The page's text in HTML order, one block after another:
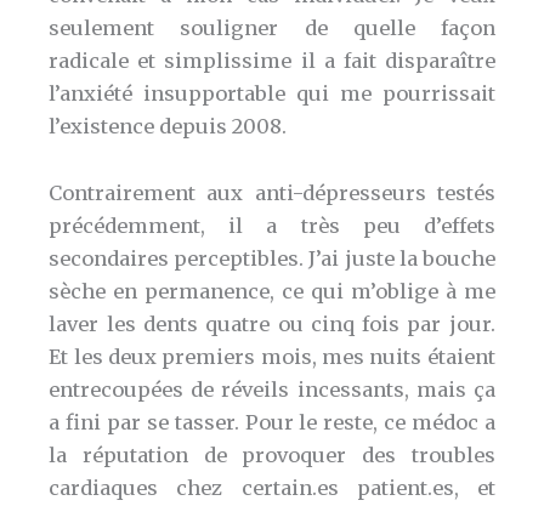
seulement souligner de quelle façon
radicale et simplissime il a fait disparaître
l’anxiété insupportable qui me pourrissait
l’existence depuis 2008.
Contrairement aux anti-dépresseurs testés
précédemment, il a très peu d’effets
secondaires perceptibles. J’ai juste la bouche
sèche en permanence, ce qui m’oblige à me
laver les dents quatre ou cinq fois par jour.
Et les deux premiers mois, mes nuits étaient
entrecoupées de réveils incessants, mais ça
a fini par se tasser. Pour le reste, ce médoc a
la réputation de provoquer des troubles
cardiaques chez certain.es patient.es, et